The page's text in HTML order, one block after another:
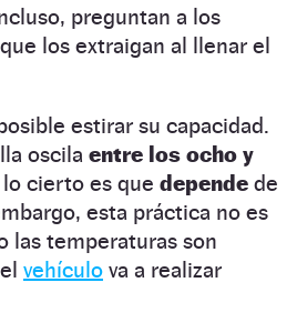
preguntan a los
los extraigan al llenar el
estirar su capacidad.
oscila entre los ocho y
cierto es que depende de
esta práctica no es
las temperaturas son
vehículo va a realizar